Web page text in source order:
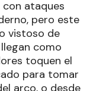
ataques
pero este
vistoso de
como
toquen el
para tomar